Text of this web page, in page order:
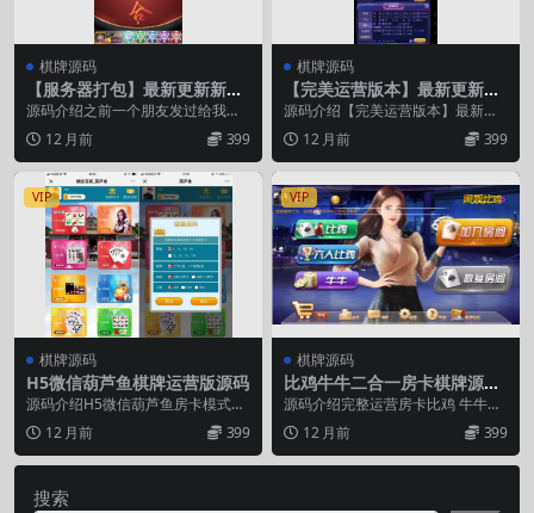
棋牌源码
【服务器打包】最新更新新版
龙虎H5源码组件+有加密需要
解密+有教程
源码介绍之前一个朋友发过给我，
今天又一个朋友发我这个，我看了
下目录结构搭建都和士...
12 月前 399
棋牌源码
【完美运营版本】最新更新新
世界棋牌,俱乐部合伙人房卡模
式 新增德州 加锅牌9
源码介绍【完美运营版本】最新更
新新世界棋牌,俱乐部合伙人房卡模
式 新增德州 加锅...
12 月前 399
VIP
棋牌源码
H5微信葫芦鱼棋牌运营版源码
源码介绍H5微信葫芦鱼房卡模式玩
法，支持手机微信登陆，附带后台
管理系统，游戏平台...
12 月前 399
VIP
棋牌源码
比鸡牛牛二合一房卡棋牌源码
游戏平台
源码介绍完整运营房卡比鸡 牛牛棋
牌源码完整组件 支持微信登录开房
这是比鸡牛/牛...
12 月前 399
搜索